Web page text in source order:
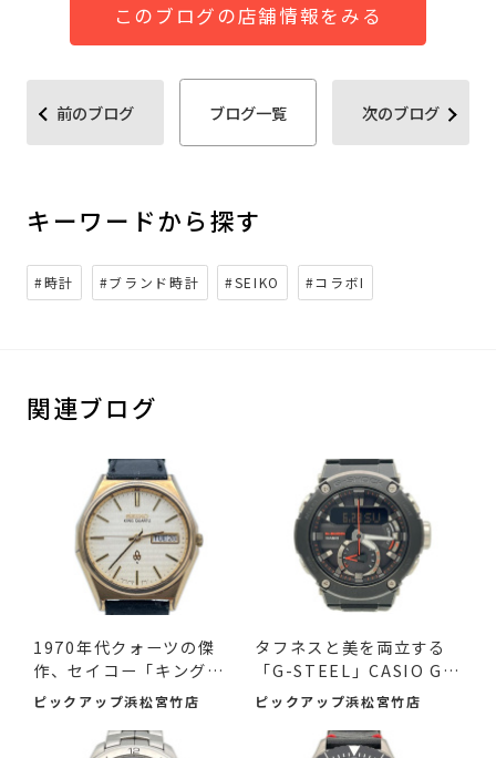
このブログの店舗情報をみる
前のブログ ブログ一覧 次のブログ
キーワードから探す
#時計 #ブランド時計 #SEIKO #コラボI
関連ブログ
1970年代クォーツの傑
作、セイコー「キングク
ォー...
ピックアップ浜松宮竹店
タフネスと美を両立する
「G-STEEL」CASIO G-S
HOCK ...
ピックアップ浜松宮竹店